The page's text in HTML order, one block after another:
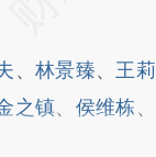
、林景臻、 王
之镇、 侯维栋、